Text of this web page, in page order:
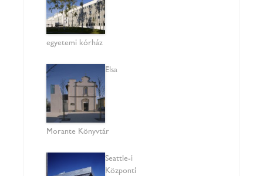
egyetemi kórház
Elsa
Morante Könyvtár
Seattle-i
Központi